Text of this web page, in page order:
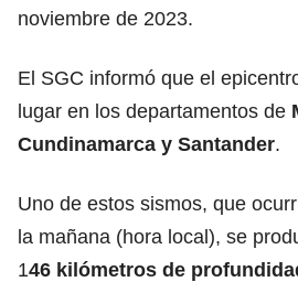
noviembre de 2023.
El SGC informó que el
lugar en los departamentos de
Cundinamarca y Santander.
Uno de estos sismos, que
la mañana (hora local), se
146 kilómetros de